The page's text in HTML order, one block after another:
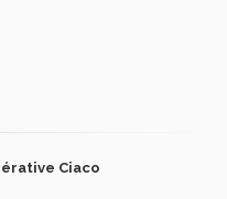
Ciaco